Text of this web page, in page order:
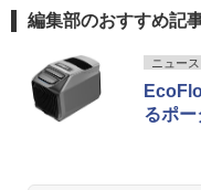
編集部のおすすめ記
ニュース
るポー